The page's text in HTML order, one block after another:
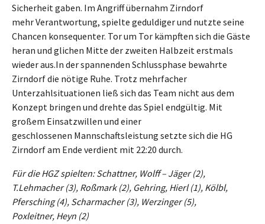
Sicherheit gaben. Im Angriff übernahm Zirndorf
mehr Verantwortung, spielte geduldiger und nutzte seine
Chancen konsequenter. Tor um Tor kämpften sich die Gäste
heran und glichen Mitte der zweiten Halbzeit erstmals
wieder aus.In der spannenden Schlussphase bewahrte
Zirndorf die nötige Ruhe. Trotz mehrfacher
Unterzahlsituationen ließ sich das Team nicht aus dem
Konzept bringen und drehte das Spiel endgültig. Mit
großem Einsatzwillen und einer
geschlossenen Mannschaftsleistung setzte sich die HG
Zirndorf am Ende verdient mit 22:20 durch.
Für die HGZ spielten: Schattner, Wolff – Jäger (2),
T.Lehmacher (3), Roßmark (2), Gehring, Hierl (1), Kölbl,
Pfersching (4), Scharmacher (3), Werzinger (5),
Poxleitner, Heyn (2)